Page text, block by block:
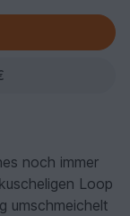
noch immer
Loop
umschmeichelt